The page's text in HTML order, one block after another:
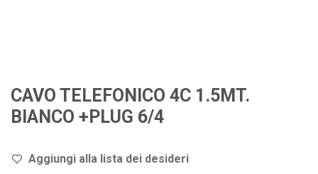
CAVO TELEFONICO 4C 1.5MT.
BIANCO +PLUG 6/4
Aggiungi alla lista dei desideri